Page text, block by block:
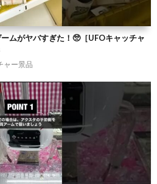
ムがヤバすぎた！🥺［UFOキャッチャ
ャー景品